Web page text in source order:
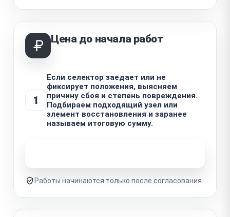
Цена до начала работ
1
Если селектор заедает или не
фиксирует положения, выясняем
причину сбоя и степень повреждения.
Подбираем подходящий узел или
элемент восстановления и заранее
называем итоговую сумму.
Работы начинаются только после согласования.